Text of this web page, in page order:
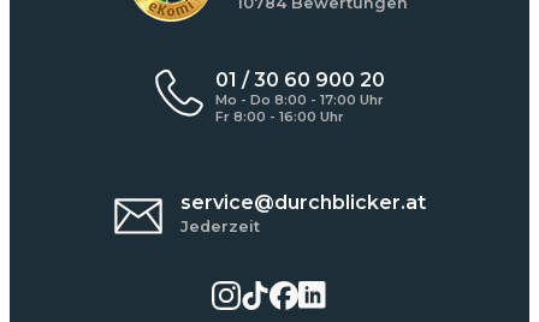
01 / 30 60 900 20
Mo - Do 8:00 - 17:00 Uhr
Fr 8:00 - 16:00 Uhr
service@durchblicker.at
Jederzeit